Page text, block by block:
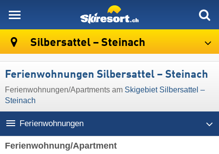
Silbersattel – Steinach
Ferienwohnungen Silbersattel – Steinach
Ferienwohnungen/Apartments am Skigebiet Silbersattel –
Steinach
Ferienwohnungen
Ferienwohnung/Apartment